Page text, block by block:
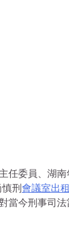
任委員、湖
刑會議室出
當今刑事司